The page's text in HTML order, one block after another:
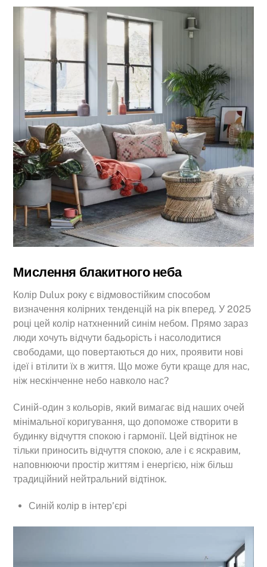
Мислення блакитного неба
Колір Dulux року є відмовостійким способом
визначення колірних тенденцій на рік вперед. У 2025
році цей колір натхненний синім небом. Прямо зараз
люди хочуть відчути бадьорість і насолодитися
свободами, що повертаються до них, проявити нові
ідеї і втілити їх в життя. Що може бути краще для нас,
ніж нескінченне небо навколо нас?
Синій-один з кольорів, який вимагає від наших очей
мінімальної коригування, що допоможе створити в
будинку відчуття спокою і гармонії. Цей відтінок не
тільки приносить відчуття спокою, але і є яскравим,
наповнюючи простір життям і енергією, ніж більш
традиційний нейтральний відтінок.
Синій колір в інтер’єрі